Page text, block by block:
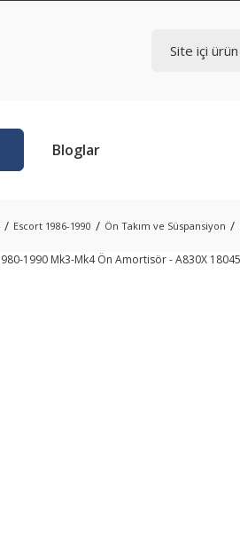
Bloglar
Escort 1986-1990 Ön Takım ve Süspansiyon